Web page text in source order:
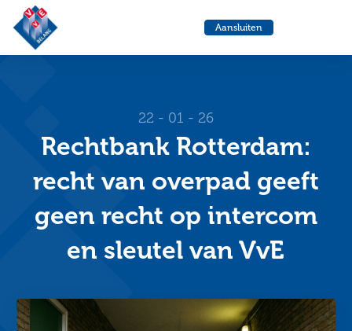
Aansluiten
22 - 01 - 26
Rechtbank Rotterdam:
recht van overpad geeft
geen recht op intercom
en sleutel van VvE